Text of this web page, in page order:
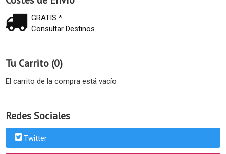
GRATIS *
Consultar Destinos
Tu Carrito (0)
El carrito de la compra está vacío
Redes Sociales
Twitter